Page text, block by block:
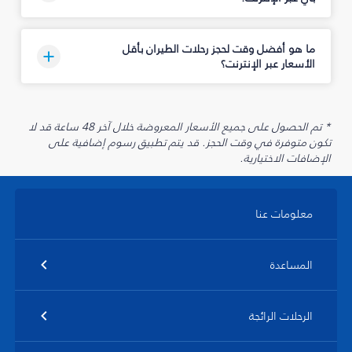
ما هو أفضل وقت لحجز رحلات الطيران بأقل
الأسعار عبر الإنترنت؟
* تم الحصول على جميع الأسعار المعروضة خلال آخر 48 ساعة قد لا
تكون متوفرة في وقت الحجز. قد يتم تطبيق رسوم إضافية على
الإضافات الاختيارية.
معلومات عنا
المساعدة
الرحلات الرائجة